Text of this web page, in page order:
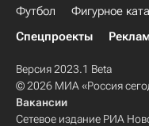
Футбол Фигурное
Спецпроекты
Версия 2023.1 Beta
© 2026 МИА «Россия
Вакансии
Сетевое издание РИА